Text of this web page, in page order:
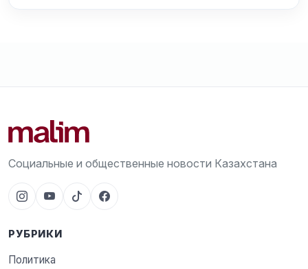
Социальные и общественные новости Казахстана
РУБРИКИ
Политика